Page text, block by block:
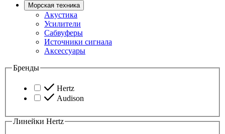
Морская техника
Акустика
Усилители
Сабвуферы
Источники сигнала
Аксессуары
Бренды
Hertz
Audison
Линейки Hertz